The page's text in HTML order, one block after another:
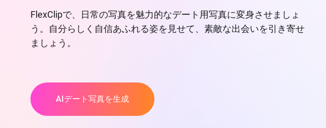
FlexClipで、日常の写真を魅力的なデート用写真に変身させましょ
う。自分らしく自信あふれる姿を見せて、素敵な出会いを引き寄せ
ましょう。
AIデート写真を生成